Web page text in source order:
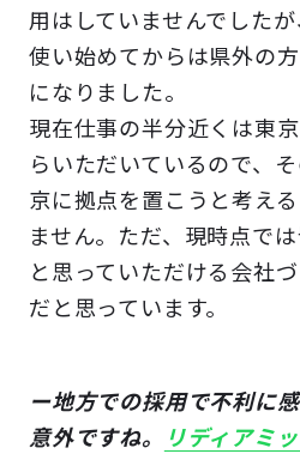
用はしていませんでした
使い始めてからは県外の
になりました。
現在仕事の半分近くは東
らいただいているので、
京に拠点を置こうと考え
ません。ただ、現時点で
と思っていただける会社
だと思っています。
ー地方での採用で不利に
意外ですね。
リディアミ